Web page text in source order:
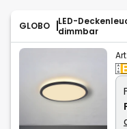
GLOBO
LED-
dimmbar